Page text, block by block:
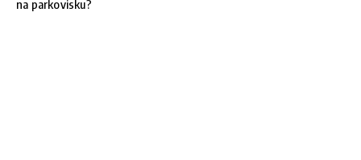
na parkovisku?